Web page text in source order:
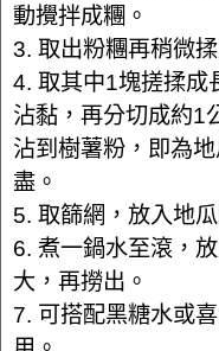
動攪拌成糰。
3. 取出粉糰再稍微
4. 取其中1塊搓揉成
沾黏，再分切成約1
沾到樹薯粉，即為
盡。
5. 取篩網，放入地
6. 煮一鍋水至滾，
大，再撈出。
7. 可搭配黑糖水或